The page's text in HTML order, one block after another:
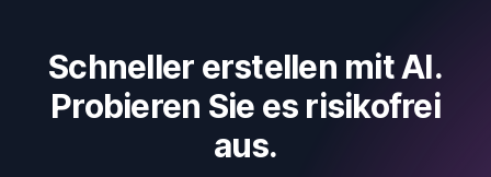
Schneller erstellen mit AI.
Probieren Sie es risikofrei
aus.